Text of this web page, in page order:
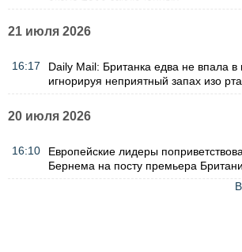
21 июля 2026
16:17
Daily Mail: Британка едва не впала в
игнорируя неприятный запах изо рта
20 июля 2026
16:10
Европейские лидеры
Бернема на посту премьера